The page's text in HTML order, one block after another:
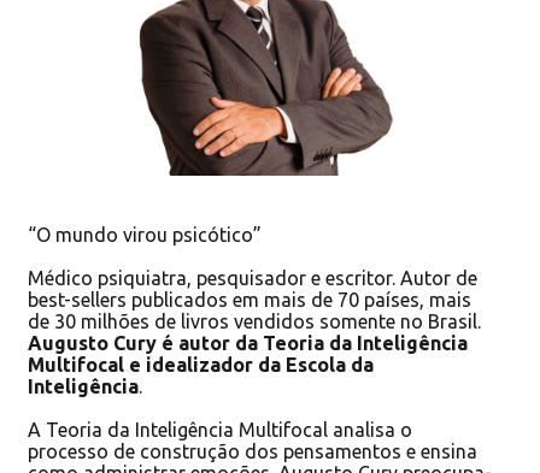
“O mundo virou psicótico”
Médico psiquiatra, pesquisador e escritor. Autor de
best-sellers publicados em mais de 70 países, mais
de 30 milhões de livros vendidos somente no Brasil.
Augusto Cury é autor da Teoria da Inteligência
Multifocal e idealizador da Escola da
Inteligência
A Teoria da Inteligência Multifocal analisa o
processo de construção dos pensamentos e ensina